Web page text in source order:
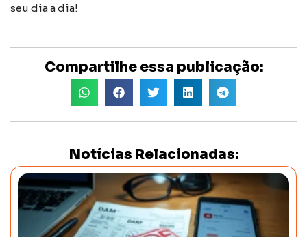
seu dia a dia!
Compartilhe essa publicação:
Notícias Relacionadas: